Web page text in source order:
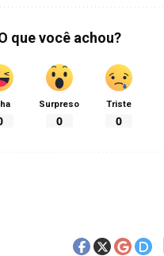
que você achou?
Surpreso
0
Triste
0